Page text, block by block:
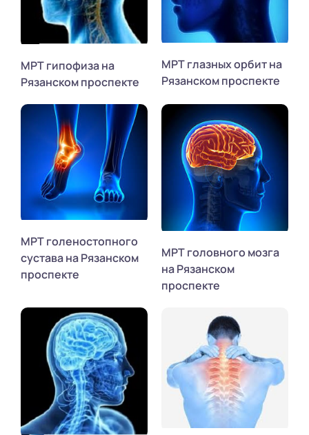
МРТ гипофиза на
Рязанском проспекте
МРТ глазных орбит на
Рязанском проспекте
МРТ голеностопного
сустава на Рязанском
проспекте
МРТ головного мозга
на Рязанском
проспекте